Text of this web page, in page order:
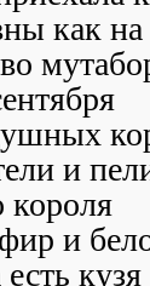
как
и
короля
и